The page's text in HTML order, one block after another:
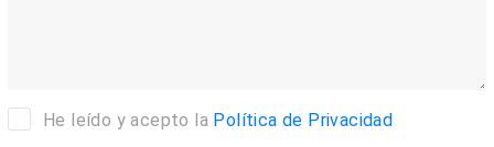
He leído y acepto la Política de Privacidad